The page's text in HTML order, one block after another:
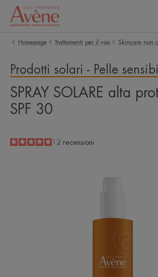
Homepage Trattamenti per il viso Skincare non
Prodotti solari - Pelle
SPRAY SOLARE alta
SPF 30
5/512 recensioni